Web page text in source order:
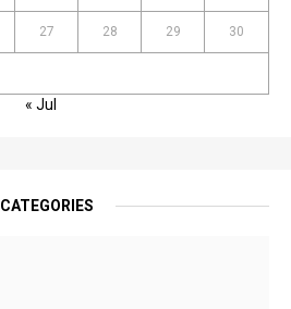
27 28 29 30
« Jul
CATEGORIES